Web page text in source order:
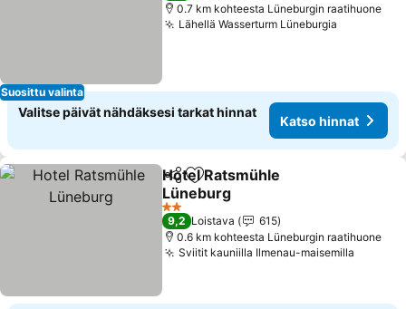
Suosittu valinta
0.7 km kohteesta Lüneburgin raatihuone
Lähellä Wasserturm Lüneburgia
Valitse päivät nähdäksesi tarkat hinnat
Katso hinnat
Jaa Lisää suosikkeihin
Hotel Ratsmühle
Lüneburg
Katso hinnat
2 Tähtiluokitus
9,2 Loistava
615
0.6 km kohteesta Lüneburgin raatihuone
Sviitit kauniilla Ilmenau-maisemilla